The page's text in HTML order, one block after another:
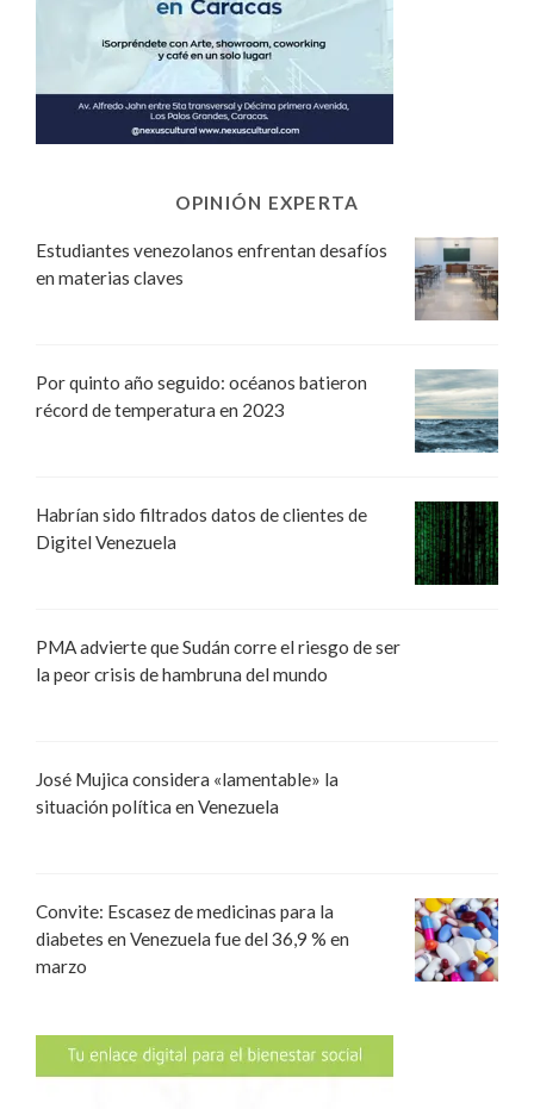
OPINIÓN EXPERTA
Estudiantes venezolanos enfrentan desafíos
en materias claves
Por quinto año seguido: océanos batieron
récord de temperatura en 2023
Habrían sido filtrados datos de clientes de
Digitel Venezuela
PMA advierte que Sudán corre el riesgo de ser
la peor crisis de hambruna del mundo
José Mujica considera «lamentable» la
situación política en Venezuela
Convite: Escasez de medicinas para la
diabetes en Venezuela fue del 36,9 % en
marzo